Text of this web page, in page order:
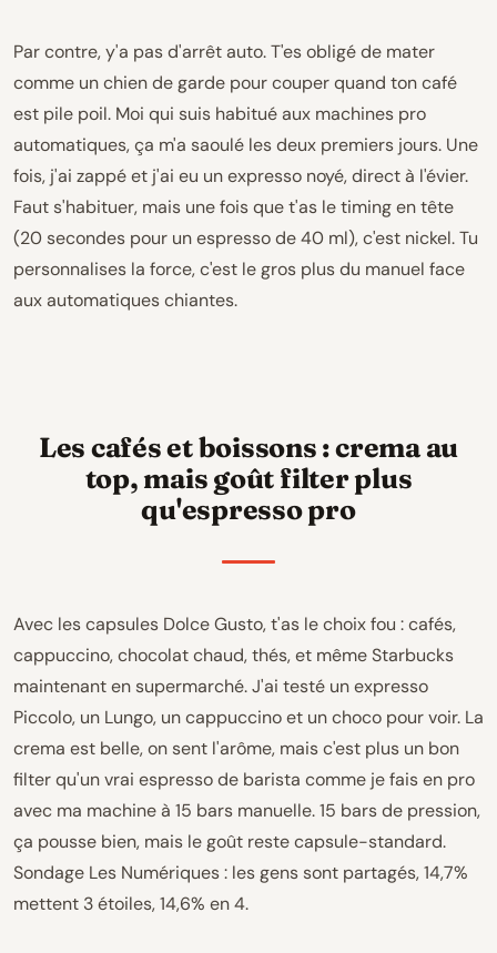
Par contre, y'a pas d'arrêt auto. T'es obligé de mater
comme un chien de garde pour couper quand ton café
est pile poil. Moi qui suis habitué aux machines pro
automatiques, ça m'a saoulé les deux premiers jours. Une
fois, j'ai zappé et j'ai eu un expresso noyé, direct à l'évier.
Faut s'habituer, mais une fois que t'as le timing en tête
(20 secondes pour un espresso de 40 ml), c'est nickel. Tu
personnalises la force, c'est le gros plus du manuel face
aux automatiques chiantes.
Les cafés et boissons : crema au
top, mais goût filter plus
qu'espresso pro
Avec les capsules Dolce Gusto, t'as le choix fou : cafés,
cappuccino, chocolat chaud, thés, et même Starbucks
maintenant en supermarché. J'ai testé un expresso
Piccolo, un Lungo, un cappuccino et un choco pour voir. La
crema est belle, on sent l'arôme, mais c'est plus un bon
filter qu'un vrai espresso de barista comme je fais en pro
avec ma machine à 15 bars manuelle. 15 bars de pression,
ça pousse bien, mais le goût reste capsule-standard.
Sondage Les Numériques : les gens sont partagés, 14,7%
mettent 3 étoiles, 14,6% en 4.